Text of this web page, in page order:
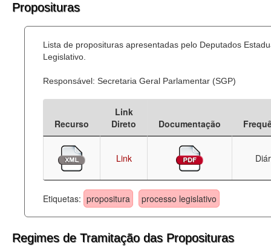
Proposituras
Lista de proposituras apresentadas pelo Deputados
Legislativo.
Responsável: Secretaria Geral Parlamentar (SGP)
Recurso
Link
Direto
Documentação
Link
Etiquetas: propositura processo legislativo
Regimes de Tramitação das Proposituras